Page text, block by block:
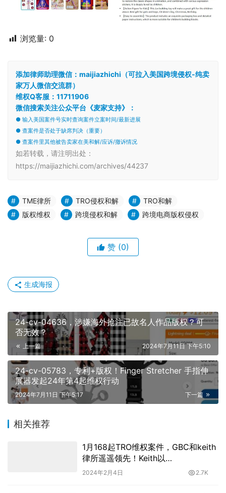
浏览量: 0
添加律师助理微信：maijiazhichi（可拉入美国跨境侵权-纯卖
家万人微信交流群）
维权Q客服：11711906
微信搜索关注公众平台《麦家支持》：
● 输入美国案件号实时查询案件立案时间/最新进展
● 查案件是否处于缺席判决（重要）
● 查案件里其他被告卖家在美和解/应诉/撤诉情况
如若转载，请注明出处：
https://maijiazhichi.com/archives/44237
TME律所 TRO侵权和解
TRO和解
版权维权
跨境侵权和解 跨境电商版权侵权
赞 (0)
生成海报
24-cv-04636，涉嫌海外抢注已故名人作品版权？可
否无效？
上一篇 2024年7月11日 下午5:10
24-cv-05783，专利+版权！Finger Stretcher 手指伸
展器发起24年第4起维权行动
下一篇
2024年7月11日 下午5:17
相关推荐
1月168起TRO维权案件，GBC和keith
律所遥遥领先！Keith以
Richard Hendrik Beerhorst新版权收
2024年2月4日 2.7K